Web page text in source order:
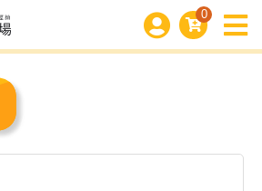
0